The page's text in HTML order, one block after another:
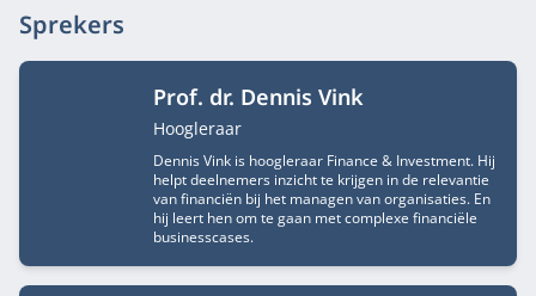
Sprekers
Prof. dr. Dennis Vink
Functietitel
Hoogleraar
Dennis Vink is hoogleraar Finance & Investment. Hij
helpt deelnemers inzicht te krijgen in de relevantie
van financiën bij het managen van organisaties. En
hij leert hen om te gaan met complexe financiële
businesscases.